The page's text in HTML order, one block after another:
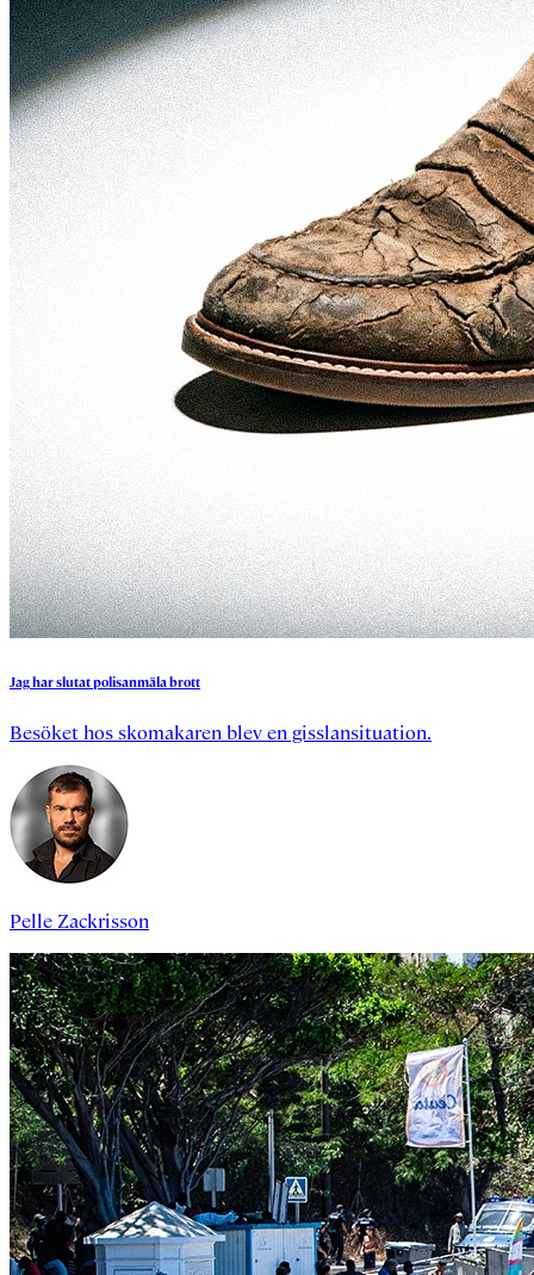
Jagharslutatpolisanmälabrott
Besöket hos skomakaren blev en gisslansituation.
Pelle Zackrisson